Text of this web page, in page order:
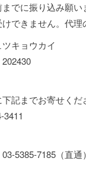
でに振り込み願い
できません。代理
キョウカイ
記までお寄せくだ
7185（直通）